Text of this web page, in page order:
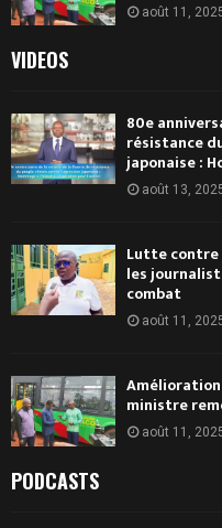
août 11,
VIDEOS
80e
résistance
japonaise :
août 13,
Lutte contre
les
combat
août 11,
ministre
août 11,
PODCASTS